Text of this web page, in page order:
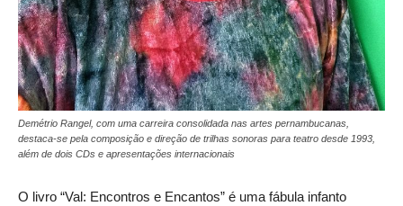
Demétrio Rangel, com uma carreira consolidada nas artes pernambucanas,
destaca-se pela composição e direção de trilhas sonoras para teatro desde 1993,
além de dois CDs e apresentações internacionais
O livro “Val: Encontros e Encantos” é uma fábula infanto